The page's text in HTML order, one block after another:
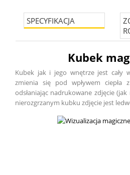
SPECYFIKACJA
Kubek
Kubek jak i jego wnętrze jest cały
zmienia się pod wpływem ciepła
odsłaniając nadrukowane zdjęcie
nierozgrzanym kubku zdjęcie jest